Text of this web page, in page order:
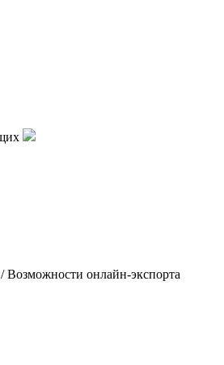
/Возможности онлайн-экспорта